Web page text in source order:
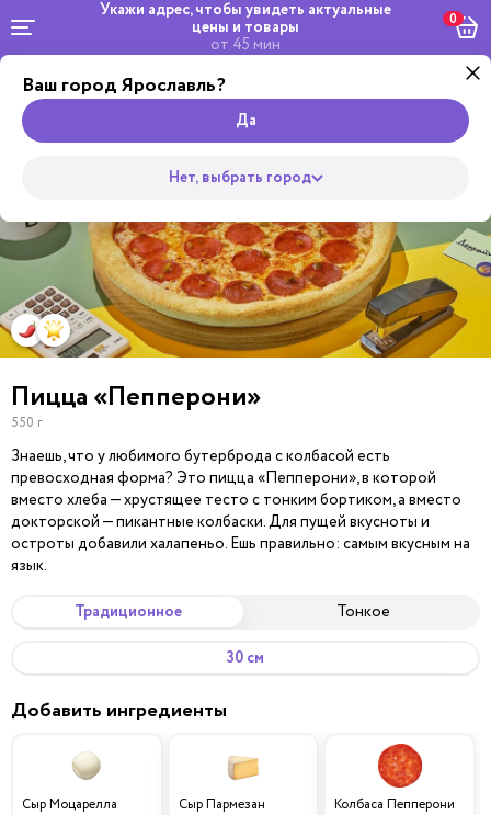
Укажи адрес, чтобы увидеть актуальные
цены и товары
от 45 мин
Ваш город Ярославль?
Да
Нет, выбрать город
0
Роллы
Комбо и
Пицца
Пицца «Пепперони»
550 г
Знаешь, что у любимого бутерброда с колбасой есть
превосходная форма? Это пицца «Пепперони», в которой
вместо хлеба — хрустящее тесто с тонким бортиком, а вместо
докторской — пикантные колбаски. Для пущей вкусноты и
остроты добавили халапеньо. Ешь правильно: самым вкусным на
язык.
Традиционное Тонкое
30 см
Добавить ингредиенты
Сыр Моцарелла Сыр Пармезан Колбаса Пепперони